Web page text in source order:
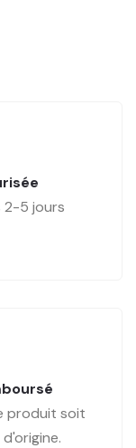
2-5 jours
produit soit